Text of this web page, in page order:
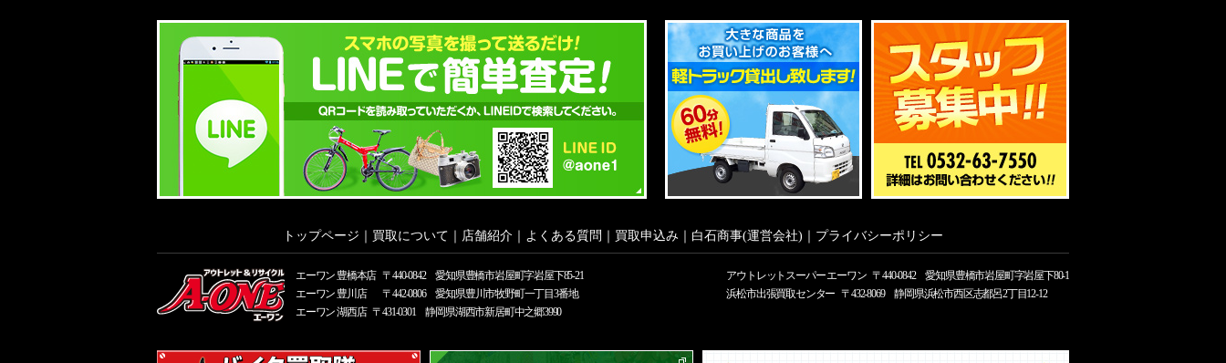
トップページ 買取について 店舗紹介 よくある質問 買取申込み 白石商事(運営会社) プライバシーポリシー
エーワン 豊橋本店 〒440-0842 愛知県豊橋市岩屋町字岩屋下85-21
エーワン 豊川店
〒442-0806 愛知県豊川市牧野町一丁目3番地
エーワン 湖西店 〒431-0301 静岡県湖西市新居町中之郷3990
アウトレットスーパー エーワン 〒440-0842 愛知県豊橋市岩屋町字岩屋下80-1
浜松市出張買取センター 〒432-8069 静岡県浜松市西区志都呂2丁目12-12